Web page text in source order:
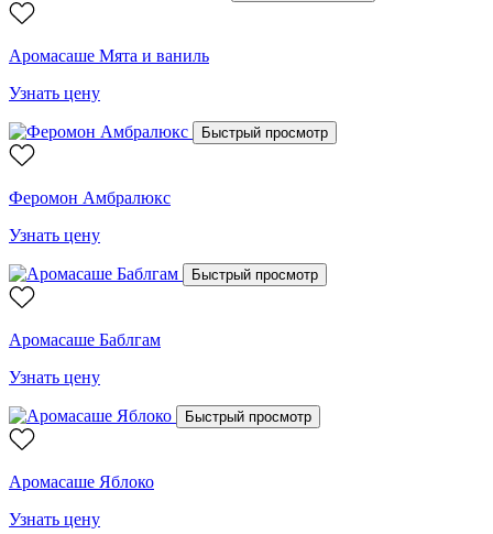
Аромасаше Мята и ваниль
Узнать цену
Быстрый просмотр
Феромон Амбралюкс
Узнать цену
Быстрый просмотр
Аромасаше Баблгам
Узнать цену
Быстрый просмотр
Аромасаше Яблоко
Узнать цену